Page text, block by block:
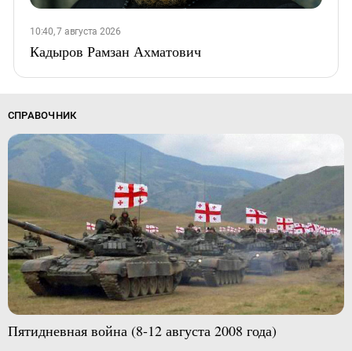
10:40, 7 августа 2026
Кадыров Рамзан Ахматович
СПРАВОЧНИК
Пятидневная война (8-12 августа 2008 года)